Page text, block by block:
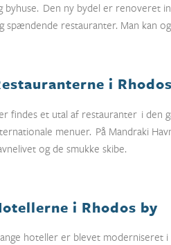
byhuse. Den ny bydel er renoveret
spændende restauranter. Man kan
i
findes et utal af restauranter i den
menuer. På Mandraki
og de smukke skibe.
i Rhodos by
hoteller er blevet moderniseret